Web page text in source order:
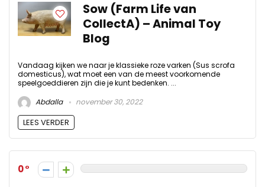
Sow (Farm Life van
CollectA) – Animal Toy
Blog
Vandaag kijken we naar je klassieke roze varken (Sus scrofa
domesticus), wat moet een van de meest voorkomende
speelgoeddieren zijn die je kunt bedenken. ...
Abdalla
november 30, 2022
LEES VERDER
0